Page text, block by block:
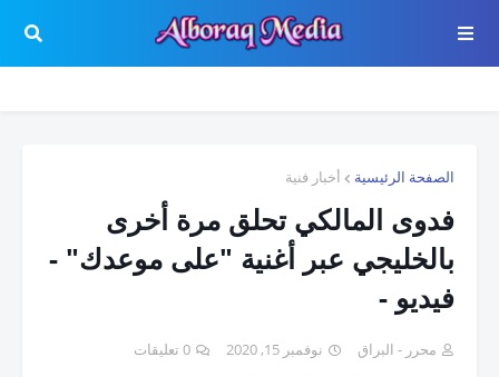
الصفحة الرئيسية أخبار فنية
فدوى المالكي تحلق مرة أخرى
بالخليجي عبر أغنية "على موعدك" -
فيديو -
محرر - البراق نوفمبر 15, 2020 0 تعليقات